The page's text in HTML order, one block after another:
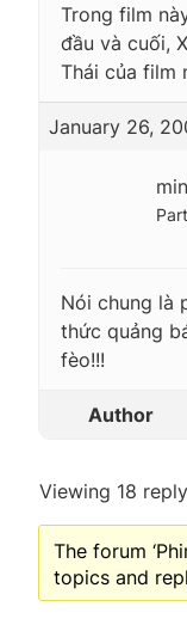
Trong film
đầu và cuối,
Thái của film
January 26,
Nói chung là
thức quảng
fèo!!!
Author
Viewing 18
The forum
topics and